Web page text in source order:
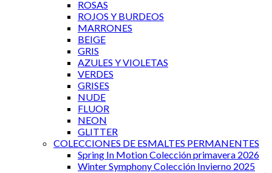
ROSAS
ROJOS Y BURDEOS
MARRONES
BEIGE
GRIS
AZULES Y VIOLETAS
VERDES
GRISES
NUDE
FLUOR
NEON
GLITTER
COLECCIONES DE ESMALTES PERMANENTES
Spring In Motion Colección primavera 2026
Winter Symphony Colección Invierno 2025